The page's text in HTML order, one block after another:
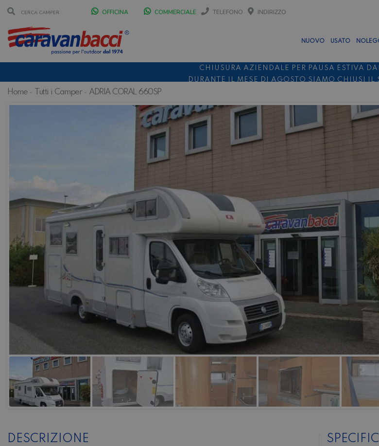
OFFICINA COMMERCIALE TELEFONO INDIRIZZO
NUOVO USATO
CHIUSURA AZIENDALE PER PAUSA ESTIVA
DURANTE IL MESE DI AGOSTO SIAMO CHIUSI IL
Home Tutti i Camper ADRIA CORAL 660SP
DESCRIZIONE